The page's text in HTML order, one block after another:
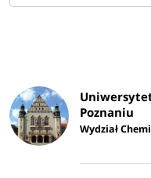
Poznaniu
Wydział